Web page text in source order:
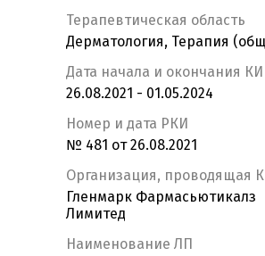
Терапевтическая область
Дерматология, Терапия
Дата начала и окончания КИ
26.08.2021 - 01.05.2024
Номер и дата РКИ
№ 481 от 26.08.2021
Организация, проводящая
Гленмарк Фармасьютикалз
Лимитед
Наименование ЛП